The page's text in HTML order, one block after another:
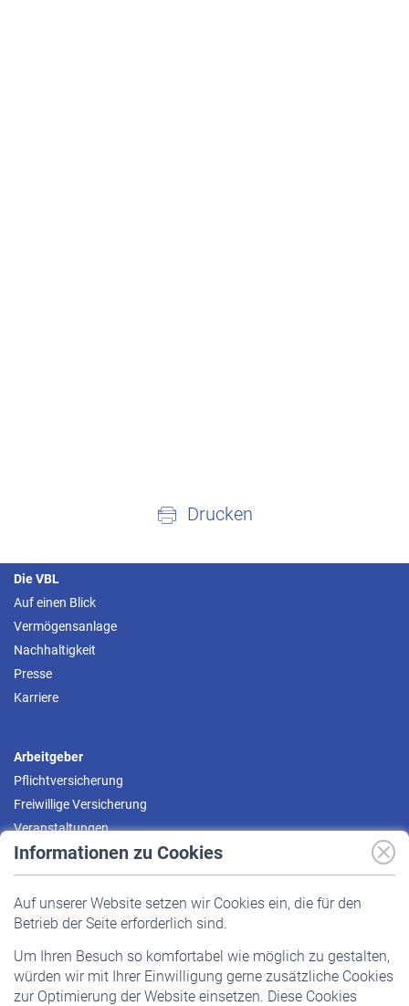
Informationen zu Cookies
Auf unserer Website setzen wir Cookies ein, die für den
Betrieb der Seite erforderlich sind.
Um Ihren Besuch so komfortabel wie möglich zu gestalten,
würden wir mit Ihrer Einwilligung gerne zusätzliche Cookies
zur Optimierung der Website einsetzen. Diese Cookies
Drucken
Die VBL
Auf einen Blick
Vermögensanlage
Nachhaltigkeit
Presse
Karriere
Arbeitgeber
Pflichtversicherung
Freiwillige Versicherung
Veranstaltungen
Pflichtversicherung
Staatliche Förderung
Veranstaltungen